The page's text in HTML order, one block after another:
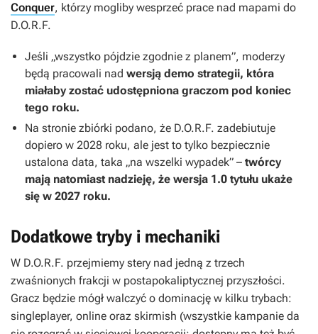
Conquer, którzy mogliby wesprzeć prace nad mapami do
D.O.R.F.
Jeśli „wszystko pójdzie zgodnie z planem”, moderzy
będą pracowali nad wersją demo strategii, która
miałaby zostać udostępniona graczom pod koniec
tego roku.
Na stronie zbiórki podano, że D.O.R.F. zadebiutuje
dopiero w 2028 roku, ale jest to tylko bezpiecznie
ustalona data, taka „na wszelki wypadek” – twórcy
mają natomiast nadzieję, że wersja 1.0 tytułu ukaże
się w 2027 roku.
Dodatkowe tryby i mechaniki
W D.O.R.F. przejmiemy stery nad jedną z trzech
zwaśnionych frakcji w postapokaliptycznej przyszłości.
Gracz będzie mógł walczyć o dominację w kilku trybach:
singleplayer, online oraz skirmish (wszystkie kampanie da